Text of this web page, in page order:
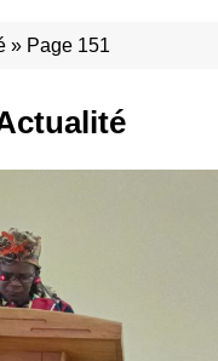
» Page 151